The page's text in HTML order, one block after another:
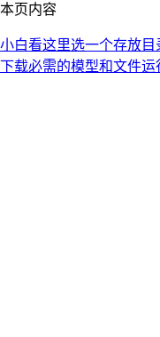
本页内容
小白看这里选一个存放目
下载必需的模型和文件运